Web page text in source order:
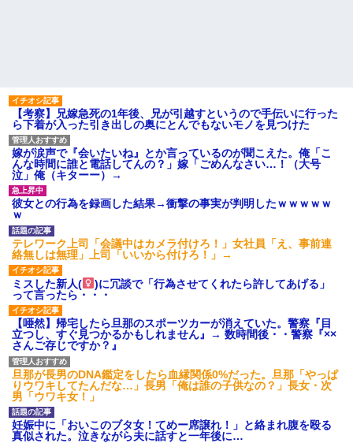
され彼氏が逆切れ。「何クラク
ション鳴らしてんだ！降りてこ
いよ！」と怒鳴りだし...
【衝撃】報酬100万円超の治験
募集がこちらｗｗｗｗｗ(※画像
あり)
【ネット騒然】惨殺されたタ
ワマン頂き女子のこの動画、す
げえええええｗｗｗｗｗｗｗｗ
ｗｗｗ
【愕然】白のクラウン俺氏、
高速道路左車線を制限速度で走
った結果wwwwwwwwwwww
百年の恋12-899 食べた量を
張り合ってくる
【悲報】佐藤輝明・・・２軍
でも盛大にやらかす←あまり悲
しませないでくれ
【考察】兄嫁急死の1年後、兄が引越すというので手伝いに行った
ら下着が入った引き出しの奥にとんでもないモノを見つけた
嫁が涙声で『会いたいね』とか言っているのが聞こえた。俺「こ
んな時間に誰と電話してんの？」嫁「ごめんなさい…！（大号
泣」俺（キターー）→
彼女との行為を録画した結果→衝撃の事実が判明したｗｗｗｗｗ
ｗ
テレワーク上司「会議中はカメラ付けろ！」女社員「え、事前連
絡無しは無理」上司「いいから付けろ！」→
ミスした新人(
)に冗談で「行為させてくれたら許してあげる」
って言ったら・・・
【唖然】帰宅したら旦那のスポーツカーが消えていた。警察『目
立つし、すぐ見つかるかもしれません』→ 数時間後・・警察『××
さんご存じですか？』
旦那が長男のDNA鑑定をしたら血縁関係0%だった。旦那「やっぱ
りウワキしてたんだな…」長男「俺は誰の子供なの？」長女・次
男「ウワキ女！」
妊娠中に「おいこのブタ女！てめー席譲れ！」と絡まれ腹を殴る
真似された。泣きながら夫に話すと一年後に…